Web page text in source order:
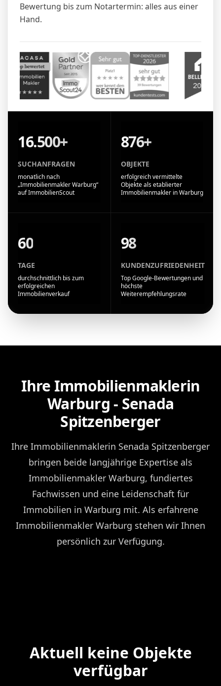
Bewertung bis zum Notartermin: alles aus einer
Hand.
16.500+
SUCHANFRAGEN
monatlich nach
„Immobilienmakler Warburg“
auf ImmobilienScout
876+
OBJEKTE
erfolgreich vermittelte
Objekte als etablierter
Immobilienmakler in Warburg
60
TAGE
durchschnittlich bis zum
erfolgreichen
Immobilienverkauf
98
KUNDENZUFRIEDENHEIT
Top Google-Bewertungen und
höchste
Weiterempfehlungsrate
Ihre Immobilienmaklerin
Warburg - Senada
Spitzenberger
Ihre Immobilienmaklerin Senada Spitzenberger
bringen beide langjährige Expertise als
Immobilienmakler Warburg, fundiertes
Fachwissen und eine Leidenschaft für
Immobilien in Warburg mit. Als erfahrene
Immobilienmakler Warburg stehen wir Ihnen
persönlich zur Verfügung.
Aktuell keine Objekte
verfügbar